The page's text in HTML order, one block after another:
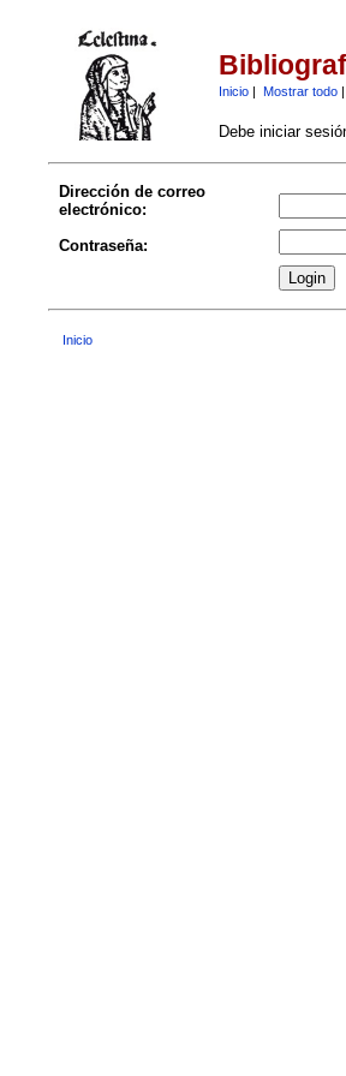
Inicio| Mostrar todo|
Debe iniciar
Dirección de correo
electrónico:
Contraseña:
Inicio